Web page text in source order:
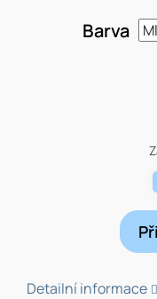
Barva
Detailní informace